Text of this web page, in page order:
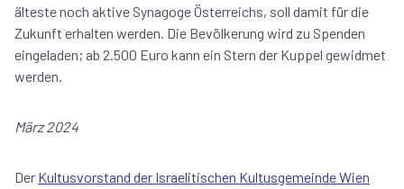
älteste noch aktive Synagoge Österreichs, soll damit für die
Zukunft erhalten werden. Die Bevölkerung wird zu Spenden
eingeladen; ab 2.500 Euro kann ein Stern der Kuppel gewidmet
werden.
März 2024
Der Kultusvorstand der Israelitischen Kultusgemeinde Wien